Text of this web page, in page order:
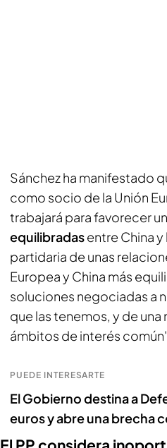
Sánchez ha manifestado
como socio de la Unión
trabajará para favorecer
equilibradasentre China y
partidaria de unas
Europea y China más
soluciones negociadas a
que las tenemos, y de
ámbitos de interés
PUEDE INTERESARTE
El Gobierno destina a
euros y abre una brecha